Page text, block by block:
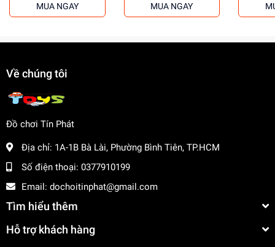
MUA NGAY MUA NGAY
Về chúng tôi
Đồ chơi Tín Phát
Địa chỉ: 1A-1B Bà Lài, Phường Bình Tiên, TP.HCM
Số điện thoại: 0377910199
Email: dochoitinphat@gmail.com
Tìm hiểu thêm
Hỗ trợ khách hàng